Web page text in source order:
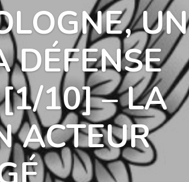
UN
DÉFENSE
10] – LA
ACTEUR